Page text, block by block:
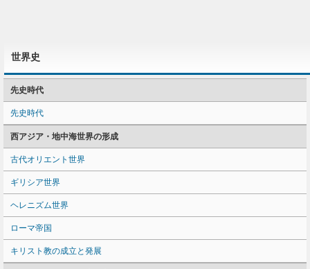
世界史
先史時代
先史時代
西アジア・地中海世界の形成
古代オリエント世界
ギリシア世界
ヘレニズム世界
ローマ帝国
キリスト教の成立と発展